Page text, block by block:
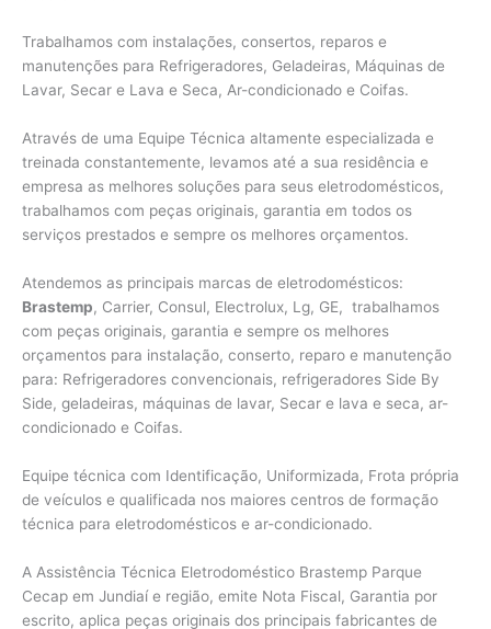
Trabalhamos com instalações, consertos, reparos e
manutenções para Refrigeradores, Geladeiras, Máquinas de
Lavar, Secar e Lava e Seca, Ar-condicionado e Coifas.
Através de uma Equipe Técnica altamente especializada e
treinada constantemente, levamos até a sua residência e
empresa as melhores soluções para seus eletrodomésticos,
trabalhamos com peças originais, garantia em todos os
serviços prestados e sempre os melhores orçamentos.
Atendemos as principais marcas de eletrodomésticos:
Brastemp, Carrier, Consul, Electrolux, Lg, GE, trabalhamos
com peças originais, garantia e sempre os melhores
orçamentos para instalação, conserto, reparo e manutenção
para: Refrigeradores convencionais, refrigeradores Side By
Side, geladeiras, máquinas de lavar, Secar e lava e seca, ar-
condicionado e Coifas.
Equipe técnica com Identificação, Uniformizada, Frota própria
de veículos e qualificada nos maiores centros de formação
técnica para eletrodomésticos e ar-condicionado.
A Assistência Técnica Eletrodoméstico Brastemp Parque
Cecap em Jundiaí e região, emite Nota Fiscal, Garantia por
escrito, aplica peças originais dos principais fabricantes de